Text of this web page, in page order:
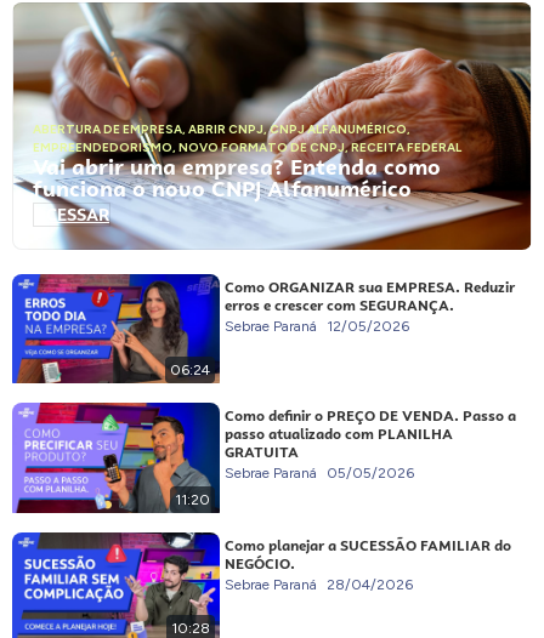
ABERTURA DE EMPRESA, ABRIR CNPJ,CNPJ ALFANUMÉRICO,
EMPREENDEDORISMO, NOVO FORMATO DE CNPJ,RECEITA FEDERAL
Vai abrir uma empresa? Entenda como
funciona o novo CNPJ Alfanumérico
ACESSAR
06:24
Como ORGANIZAR sua EMPRESA. Reduzir
erros e crescer com SEGURANÇA.
Sebrae Paraná 12/05/2026
11:20
Como definir o PREÇO DE VENDA. Passo a
passo atualizado com PLANILHA
GRATUITA
Sebrae Paraná 05/05/2026
10:28
Como planejar a SUCESSÃO FAMILIAR do
NEGÓCIO.
Sebrae Paraná 28/04/2026